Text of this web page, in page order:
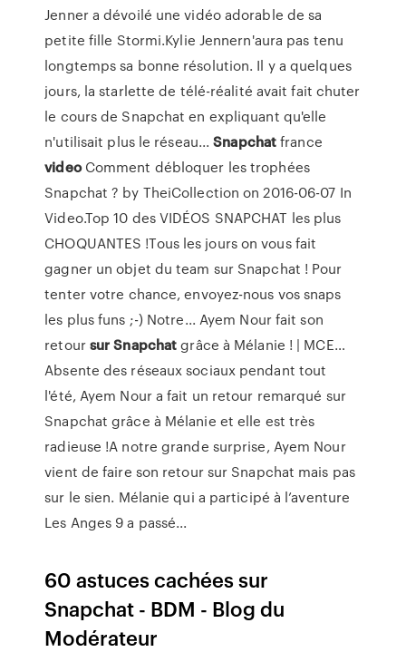
Jenner a dévoilé une vidéo adorable de sa
petite fille Stormi.Kylie Jennern'aura pas tenu
longtemps sa bonne résolution. Il y a quelques
jours, la starlette de télé-réalité avait fait chuter
le cours de Snapchat en expliquant qu'elle
n'utilisait plus le réseau...Snapchatfrance
videoComment débloquer les trophées
Snapchat ? by TheiCollection on 2016-06-07 In
Video.Top 10 des VIDÉOS SNAPCHAT les plus
CHOQUANTES !Tous les jours on vous fait
gagner un objet du team sur Snapchat ! Pour
tenter votre chance, envoyez-nous vos snaps
les plus funs ;-) Notre... Ayem Nour fait son
retoursur Snapchatgrâce à Mélanie ! | MCE…
Absente des réseaux sociaux pendant tout
l'été, Ayem Nour a fait un retour remarqué sur
Snapchat grâce à Mélanie et elle est très
radieuse !A notre grande surprise, Ayem Nour
vient de faire son retour sur Snapchat mais pas
sur le sien. Mélanie qui a participé à l’aventure
Les Anges 9 a passé...
60 astuces cachées sur
Snapchat - BDM - Blog du
Modérateur